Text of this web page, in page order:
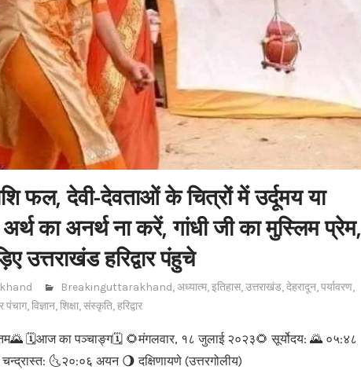
फल, देवी-देवताओं के चित्रों में उर्दूमय या
का अनर्थ ना करें, गांधी जी का मुस्लिम प्रेम,
उत्तराखंड हरिद्वार पंहुचे
Breakinguttarakhand,अध्यात्म,इतिहास,उत्तराखंड,देहरादून,पर्यावरण,
पंचाग,विज्ञान,शिक्षा,संस्कृति,हरिद्वार
🗓आज का पञ्चाङ्ग🗓 🌻मंगलवार, १८ जुलाई २०२३🌻 सूर्योदय: 🌄 ०५:४८
🌜२०:०६ अयन 🌖 दक्षिणायणे (उत्तरगोलीय)